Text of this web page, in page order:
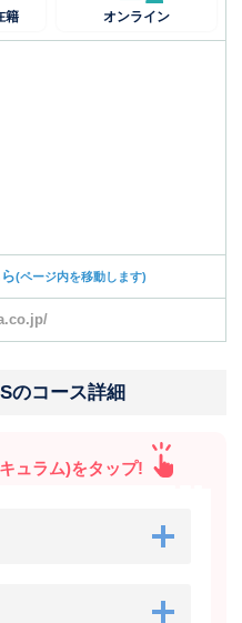
籍 オンライン
(ページ内を移動します)
のコース詳細
ュラム)をタップ!